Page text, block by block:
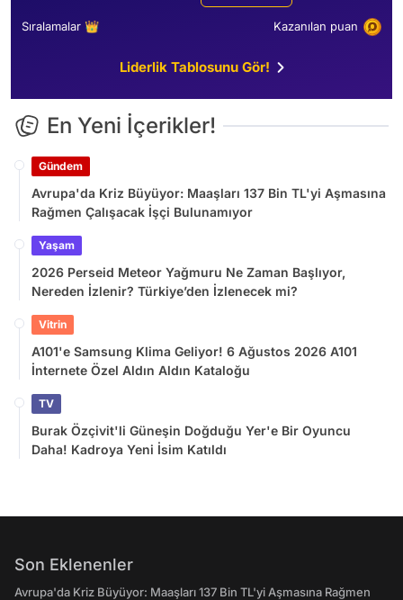
Sıralamalar 👑 Kazanılan puan
Liderlik Tablosunu Gör!
En Yeni İçerikler!
Gündem
Avrupa'da Kriz Büyüyor: Maaşları 137 Bin TL'yi Aşmasına
Rağmen Çalışacak İşçi Bulunamıyor
Yaşam
2026 Perseid Meteor Yağmuru Ne Zaman Başlıyor,
Nereden İzlenir? Türkiye’den İzlenecek mi?
Vitrin
A101'e Samsung Klima Geliyor! 6 Ağustos 2026 A101
İnternete Özel Aldın Aldın Kataloğu
TV
Burak Özçivit'li Güneşin Doğduğu Yer'e Bir Oyuncu
Daha! Kadroya Yeni İsim Katıldı
Son Eklenenler
Avrupa'da Kriz Büyüyor: Maaşları 137 Bin TL'yi Aşmasına Rağmen